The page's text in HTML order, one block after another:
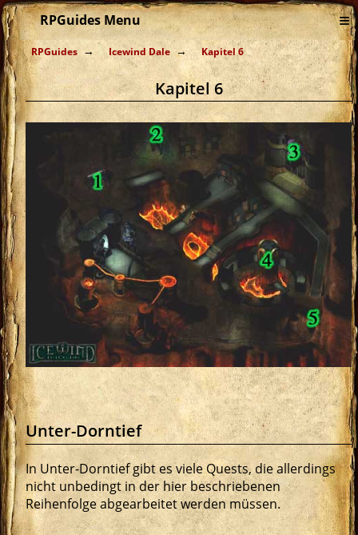
RPGuides Menu ≡
RPGuides Icewind Dale Kapitel 6
Kapitel 6
Unter-Dorntief
In Unter-Dorntief gibt es viele Quests, die allerdings
nicht unbedingt in der hier beschriebenen
Reihenfolge abgearbeitet werden müssen.